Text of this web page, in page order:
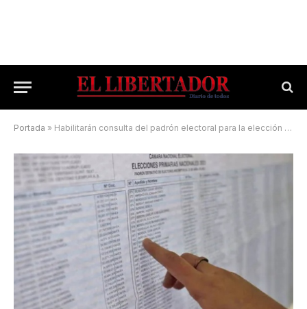
Portada » Habilitarán consulta del padrón electoral para la elección nacional